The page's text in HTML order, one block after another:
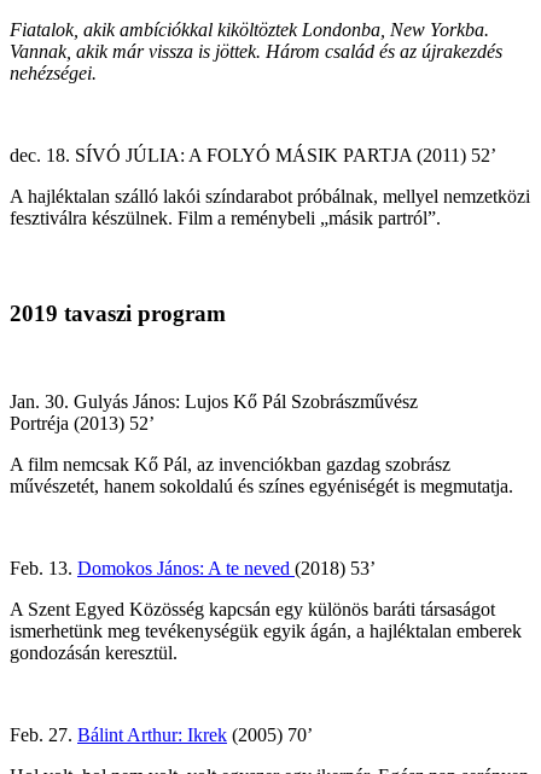
Fiatalok, akik ambíciókkal kiköltöztek Londonba, New Yorkba.
Vannak, akik már vissza is jöttek. Három család és az újrakezdés
nehézségei.
dec. 18. SÍVÓ JÚLIA: A FOLYÓ MÁSIK PARTJA (2011) 52’
A hajléktalan szálló lakói színdarabot próbálnak, mellyel nemzetközi
fesztiválra készülnek. Film a reménybeli „másik partról”.
2019 tavaszi program
Jan. 30. Gulyás János: Lujos Kő Pál Szobrászművész
Portréja (2013) 52’
A film nemcsak Kő Pál, az invenciókban gazdag szobrász
művészetét, hanem sokoldalú és színes egyéniségét is megmutatja.
Feb. 13. Domokos János: A te neved (2018) 53’
A Szent Egyed Közösség kapcsán egy különös baráti társaságot
ismerhetünk meg tevékenységük egyik ágán, a hajléktalan emberek
gondozásán keresztül.
Feb. 27. Bálint Arthur: Ikrek (2005) 70’